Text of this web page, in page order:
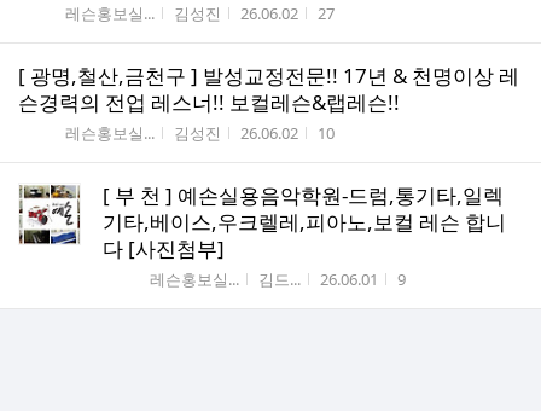
게시판명
레슨홍보실... 작성자
김성진 작성시간
26.06.02 조회수
27
[ 광명,철산,금천구 ] 발성교정전문!! 17년 & 천명이상 레
슨경력의 전업 레스너!! 보컬레슨&랩레슨!!
게시판명
레슨홍보실... 작성자
김성진 작성시간
26.06.02 조회수
10
[ 부 천 ] 예손실용음악학원-드럼,통기타,일렉
기타,베이스,우크렐레,피아노,보컬 레슨 합니
다 [사진첨부]
게시판명
레슨홍보실... 작성자
김드... 작성시간
26.06.01 조회수
9